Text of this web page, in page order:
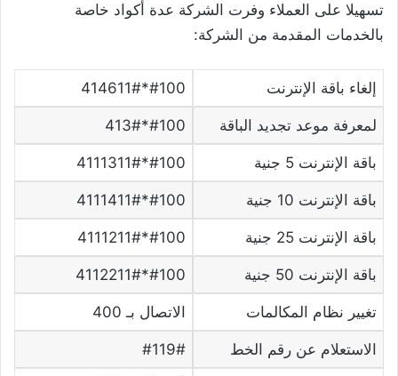
تسهيلا على العملاء وفرت الشركة عدة أكواد خاصة
بالخدمات المقدمة من الشركة:
إلغاء باقة الإنترنت #100*414611#
لمعرفة موعد تجديد الباقة #100*413#
باقة الإنترنت 5 جنية #100*4111311#
باقة الإنترنت 10 جنية #100*4111411#
باقة الإنترنت 25 جنية #100*4111211#
باقة الإنترنت 50 جنية #100*4112211#
تغيير نظام المكالمات الاتصال بـ 400
الاستعلام عن رقم الخط #119#